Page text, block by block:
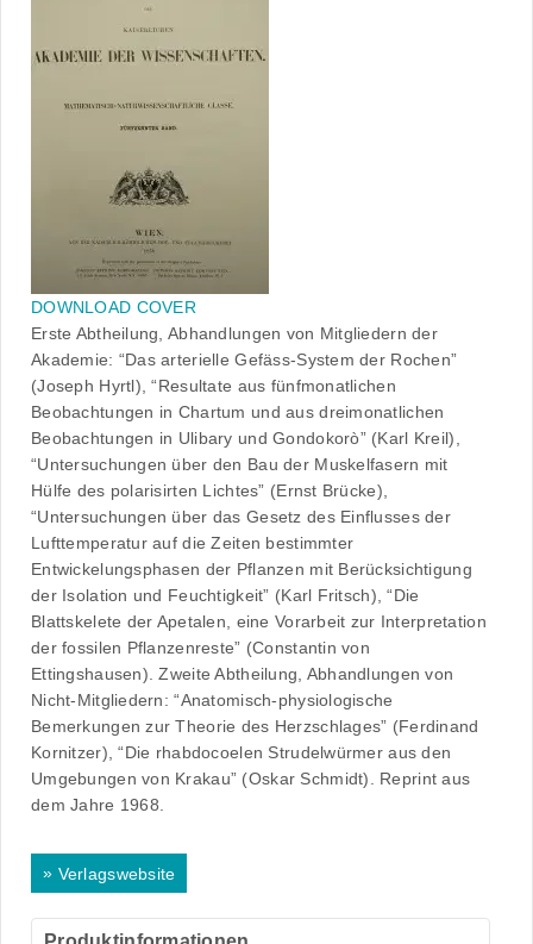
DOWNLOAD COVER
Erste Abtheilung, Abhandlungen von Mitgliedern der
Akademie: “Das arterielle Gefäss-System der Rochen”
(Joseph Hyrtl), “Resultate aus fünfmonatlichen
Beobachtungen in Chartum und aus dreimonatlichen
Beobachtungen in Ulibary und Gondokorò” (Karl Kreil),
“Untersuchungen über den Bau der Muskelfasern mit
Hülfe des polarisirten Lichtes” (Ernst Brücke),
“Untersuchungen über das Gesetz des Einflusses der
Lufttemperatur auf die Zeiten bestimmter
Entwickelungsphasen der Pflanzen mit Berücksichtigung
der Isolation und Feuchtigkeit” (Karl Fritsch), “Die
Blattskelete der Apetalen, eine Vorarbeit zur Interpretation
der fossilen Pflanzenreste” (Constantin von
Ettingshausen). Zweite Abtheilung, Abhandlungen von
Nicht-Mitgliedern: “Anatomisch-physiologische
Bemerkungen zur Theorie des Herzschlages” (Ferdinand
Kornitzer), “Die rhabdocoelen Strudelwürmer aus den
Umgebungen von Krakau” (Oskar Schmidt). Reprint aus
dem Jahre 1968.
» Verlagswebsite